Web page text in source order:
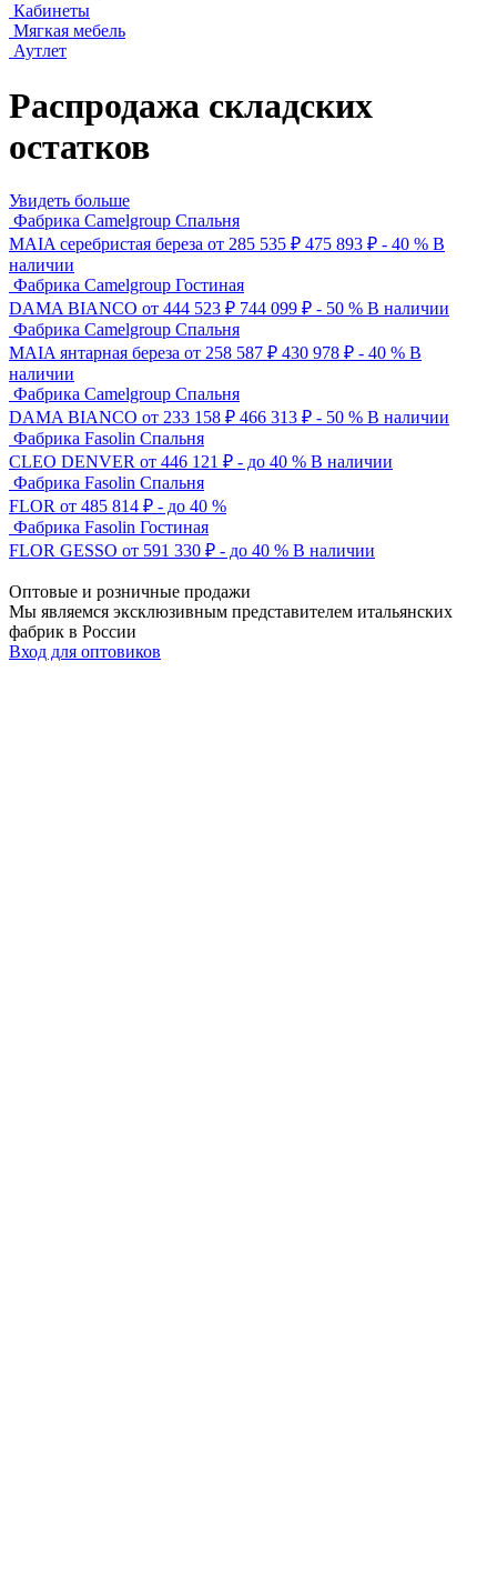
Кабинеты
Мягкая мебель
Аутлет
Распродажа складских
остатков
Увидеть больше
Фабрика Camelgroup Спальня
MAIA серебристая береза от 285 535 ₽ 475 893 ₽ - 40 % В
наличии
Фабрика Camelgroup Гостиная
DAMA BIANCO от 444 523 ₽ 744 099 ₽ - 50 % В наличии
Фабрика Camelgroup Спальня
MAIA янтарная береза от 258 587 ₽ 430 978 ₽ - 40 % В
наличии
Фабрика Camelgroup Спальня
DAMA BIANCO от 233 158 ₽ 466 313 ₽ - 50 % В наличии
Фабрика Fasolin Спальня
CLEO DENVER от 446 121 ₽ - до 40 % В наличии
Фабрика Fasolin Спальня
FLOR от 485 814 ₽ - до 40 %
Фабрика Fasolin Гостиная
FLOR GESSO от 591 330 ₽ - до 40 % В наличии
Оптовые и розничные продажи
Мы являемся эксклюзивным представителем итальянских
фабрик в России
Вход для оптовиков